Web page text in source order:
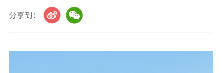
分享到：